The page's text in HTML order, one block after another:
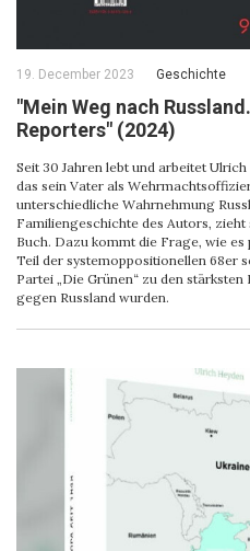
19. December 2023 Geschichte
"Mein Weg nach
Reporters" (2024)
Seit 30 Jahren lebt und arbeitet
das sein Vater als
unterschiedliche Wahrnehmung
Familiengeschichte des Autors,
Buch. Dazu kommt die Frage, wie
Teil der systemoppositionellen 68er
Partei „Die Grünen“ zu den
gegen Russland wurden.